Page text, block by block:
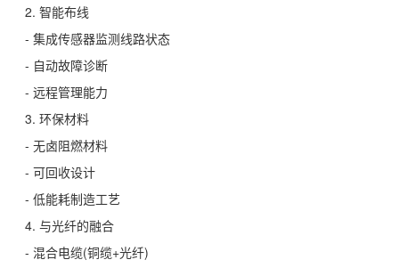
2. 智能布线
- 集成传感器监测线路状态
- 自动故障诊断
- 远程管理能力
3. 环保材料
- 无卤阻燃材料
- 可回收设计
- 低能耗制造工艺
4. 与光纤的融合
- 混合电缆(铜缆+光纤)